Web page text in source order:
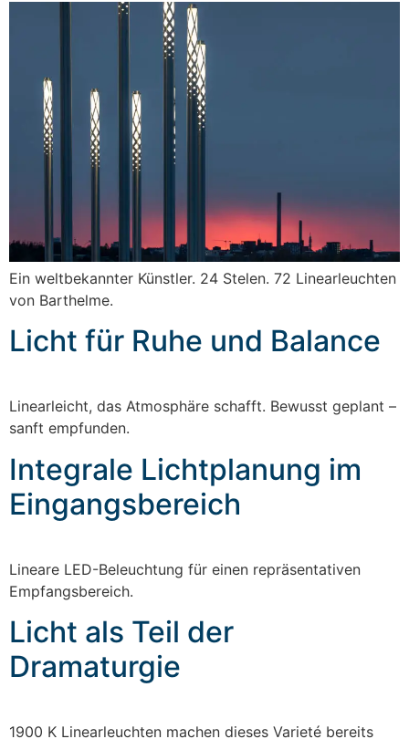
Ein weltbekannter Künstler. 24 Stelen. 72 Linearleuchten
von Barthelme.
Licht für Ruhe und Balance
Linearleicht, das Atmosphäre schafft. Bewusst geplant –
sanft empfunden.
Integrale Lichtplanung im
Eingangsbereich
Lineare LED-Beleuchtung für einen repräsentativen
Empfangsbereich.
Licht als Teil der
Dramaturgie
1900 K Linearleuchten machen dieses Varieté bereits